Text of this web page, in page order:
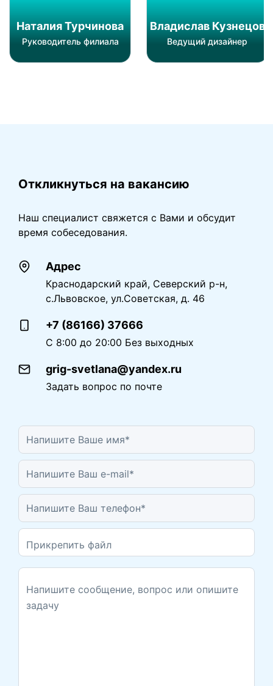
Наталия Турчинова
Руководитель филиала
Владислав Кузнецов
Ведущий дизайнер
Обратная связь
Откликнуться на вакансию
Наш специалист свяжется с Вами и обсудит
время собеседования.
Адрес
Краснодарский край, Северский р-н,
с.Львовское, ул.Советская, д. 46
+7 (86166) 37666
С 8:00 до 20:00 Без выходных
grig-svetlana@yandex.ru
Задать вопрос по почте
Прикрепить файл